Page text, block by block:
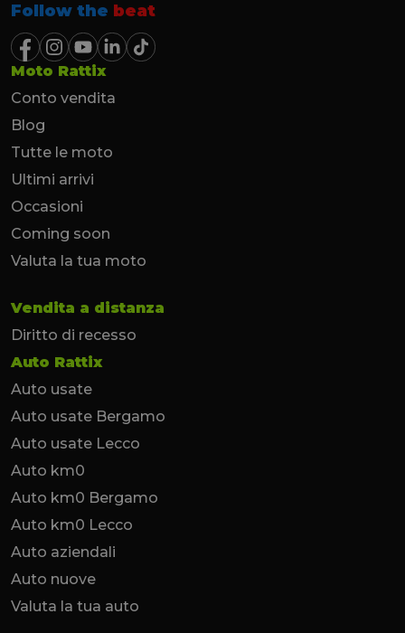
Follow the beat
Moto Rattix
Conto vendita
Blog
Tutte le moto
Ultimi arrivi
Occasioni
Coming soon
Valuta la tua moto
Vendita a distanza
Diritto di recesso
Auto Rattix
Auto usate
Auto usate Bergamo
Auto usate Lecco
Auto km0
Auto km0 Bergamo
Auto km0 Lecco
Auto aziendali
Auto nuove
Valuta la tua auto